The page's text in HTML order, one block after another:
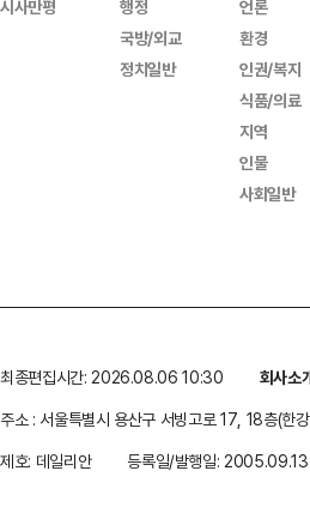
시사만평
행정
국방/외교
정치일반
언론
환경
인권/복지
식품/의료
지역
인물
사회일반
최종편집시간: 2026.08.06 10:30 회사소
주소 : 서울특별시 용산구 서빙고로 17, 18층(한
제호: 데일리안
등록일/발행일: 2005.09.13